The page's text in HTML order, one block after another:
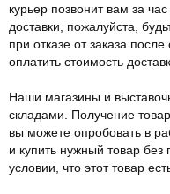
курьер позвонит вам за
доставки, пожалуйста,
при отказе от заказа
оплатить стоимость
Наши магазины и
складами. Получение
вы можете опробовать в
и купить нужный товар без
условии, что этот товар